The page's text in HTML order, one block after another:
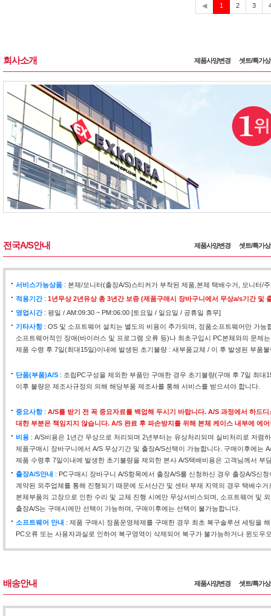
◀ 1
재
2 3
회사소개 제품사양변경 셋트/특가
전국A/S안내 제품사양변경 셋트/특가
서비스가능상품 : 본체/모니터(출장A/S)스티커가 부착된 제품,본체 택배수거, 모니터/
적용기간: 1년무상 2년유상 총 3년간 보증 (제품구매시 장바구니에서 무상a/s기간 및
영업시간: 평일 / AM:09:30 ~ PM:06:00 [토요일 / 일요일 / 공휴일 휴무]
기타사항: OS 및 소프트웨어 설치는 별도의 비용이 추가되며, 정품소프트웨어만 가능
소프트웨어적인 장애(바이러스 및 프로그램 오류 등)나 최초구입시 PC본체와의 문제
제품 수령 후 7일(최대15일)이내에 발생된 초기불량 : 새부품교체 / 이 후 발생된 부품
단품(부품)A/S : 조립PC구성을 제외한 부품만 구매한 경우 초기불량(구매 후 7일 최대
이후 불량은 제조사규정의 의해 해당부품 제조사를 통해 서비스를 받으셔야 합니다.
중요사항: A/S를 받기 전 꼭 중요자료를 백업해 두시기 바랍니다. A/S 과정에서 하드
대한 부분은 책임지지 않습니다. A/S 완료 후 파손방지를 위해 본체 케이스 내부에 에
비용 : A/S비용은 1년간 무상으로 처리되며 2년부터는 유상처리되며 실비처리로 저렴
제품구매시 장바구니에서 A/S 무상기간 및 출장A/S선택이 가능합니다. 구매이후에는
제품 수령후 7일이내에 발생한 초기불량을 제외한 본사 A/S택배비용은 고객님께서 부
출장A/S안내 : PC구매시 장바구니 A/S항목에서 출장A/S를 신청하신 경우 출장A/S신
계약된 외주업체를 통해 진행되기 때문에 도서산간 및 센터 부재 지역의 경우 택배수
본체부품의 고장으로 인한 수리 및 교체 진행 시에만 무상서비스되며, 소프트웨어 및
출장A/S는 구매시에만 선택이 가능하며, 구매이후에는 선택이 불가능합니다.
소프트웨어 안내 : 제품 구매시 정품운영체제를 구매한 경우 최초 복구솔루션 세팅을
PC오류 또는 사용자과실로 인하여 복구영역이 삭제되어 복구가 불가능하거나 윈도
배송안내 제품사양변경 셋트/특가